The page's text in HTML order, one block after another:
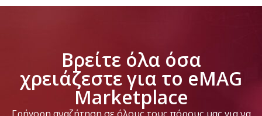
Βρείτε όλα όσα
χρειάζεστε για το eMAG
Marketplace